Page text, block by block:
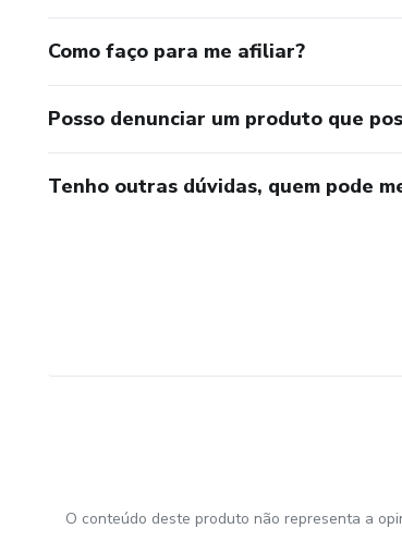
Como faço para me afiliar?
Posso denunciar um produto que
Tenho outras dúvidas, quem pode
O conteúdo deste produto não representa a